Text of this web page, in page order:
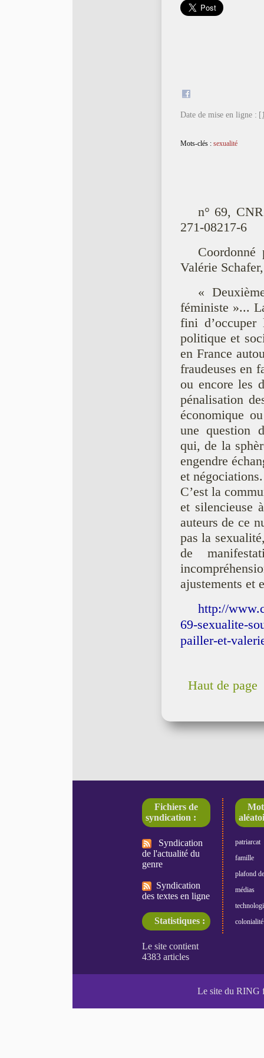
Date de mise en ligne :
Mots-clés : sexualité
n° 69,
271-08217-6
Valérie
«
féministe »...
fini d’occuper
politique et
en France
fraudeuses en
ou encore les
pénalisation
économique
une question
qui, de la
engendre
et négociations.
C’est la
et silencieuse
auteurs de ce
pas la
de
ajustements et
http://
69-sexualite-
pailler-et-
Haut de page
Fichiers de
syndication :
Syndication
de l'actualité du
genre
Syndication
des textes en ligne
Statistiques :
patriarcat
famille
plafond
médias
colonialité
Le site du RING